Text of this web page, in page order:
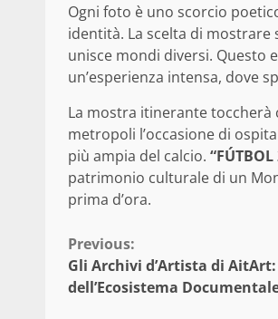
Ogni foto è uno scorcio
identità. La scelta di
unisce mondi diversi. Questo
un’esperienza intensa, dove
La mostra itinerante toccherà
metropoli l’occasione di
più ampia del calcio. “FÚTBOL
patrimonio culturale di un
prima d’ora.
Continue
Reading
Previous:
Gli Archivi d’Artista di
dell’Ecosistema